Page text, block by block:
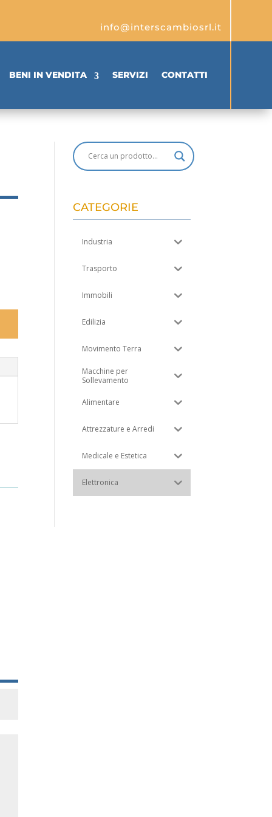
info@interscambiosrl.it
BENI IN VENDITA SERVIZI CONTATTI
CATEGORIE
Industria
Trasporto
Immobili
Edilizia
Movimento Terra
Macchine per
Sollevamento
Alimentare
Attrezzature e Arredi
Medicale e Estetica
Elettronica